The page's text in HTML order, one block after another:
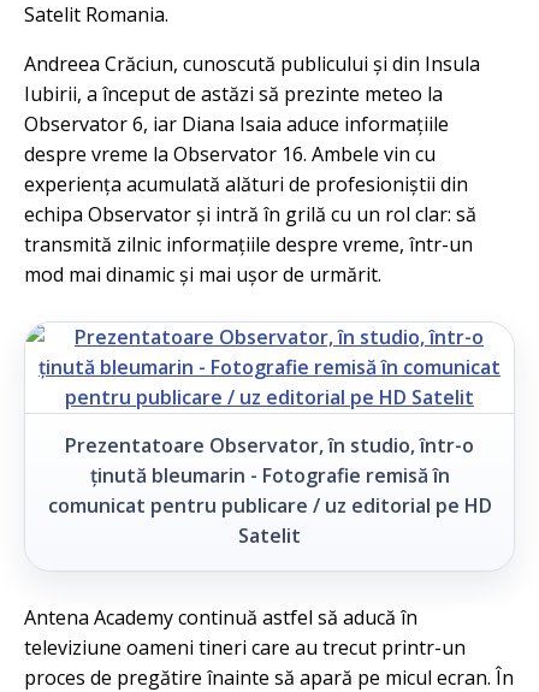
Satelit Romania.
Andreea Crăciun, cunoscută publicului și din Insula
Iubirii, a început de astăzi să prezinte meteo la
Observator 6, iar Diana Isaia aduce informațiile
despre vreme la Observator 16. Ambele vin cu
experiența acumulată alături de profesioniștii din
echipa Observator și intră în grilă cu un rol clar: să
transmită zilnic informațiile despre vreme, într-un
mod mai dinamic și mai ușor de urmărit.
Prezentatoare Observator, în studio, într-o
ținută bleumarin - Fotografie remisă în
comunicat pentru publicare / uz editorial pe HD
Satelit
Antena Academy continuă astfel să aducă în
televiziune oameni tineri care au trecut printr-un
proces de pregătire înainte să apară pe micul ecran. În